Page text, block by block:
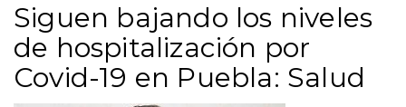
Siguen bajando los niveles
de hospitalización por
Covid-19 en Puebla: Salud